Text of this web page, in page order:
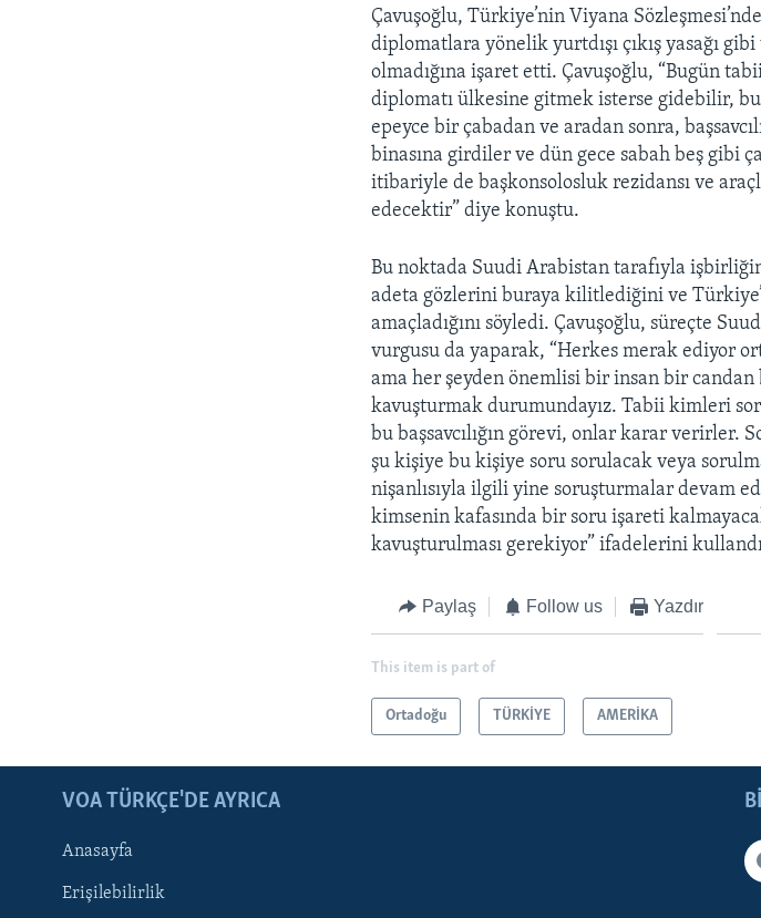
BIZI TAKIP EDIN
Çavuşoğlu, Türkiye’nin Viyana
diplomatlara yönelik yurtdışı çıkış yasağı
olmadığına işaret etti. Çavuşoğlu, “Bugün
diplomatı ülkesine gitmek isterse gidebilir,
epeyce bir çabadan ve aradan sonra,
binasına girdiler ve dün gece sabah beş gibi
itibariyle de başkonsolosluk rezidansı ve
edecektir” diye konuştu.
Bu noktada Suudi Arabistan tarafıyla
adeta gözlerini buraya kilitlediğini ve
amaçladığını söyledi. Çavuşoğlu, süreçte
vurgusu da yaparak, “Herkes merak ediyor
ama her şeyden önemlisi bir insan bir candan
kavuşturmak durumundayız. Tabii kimleri
bu başsavcılığın görevi, onlar karar verirler.
şu kişiye bu kişiye soru sorulacak veya
nişanlısıyla ilgili yine soruşturmalar devam
kimsenin kafasında bir soru işareti
kavuşturulması gerekiyor” ifadelerini
Paylaş Follow us Yazdır
This item is part of
Ortadoğu TÜRKİYE AMERİKA
VOA TÜRKÇE'DE AYRICA
Anasayfa
Erişilebilirlik